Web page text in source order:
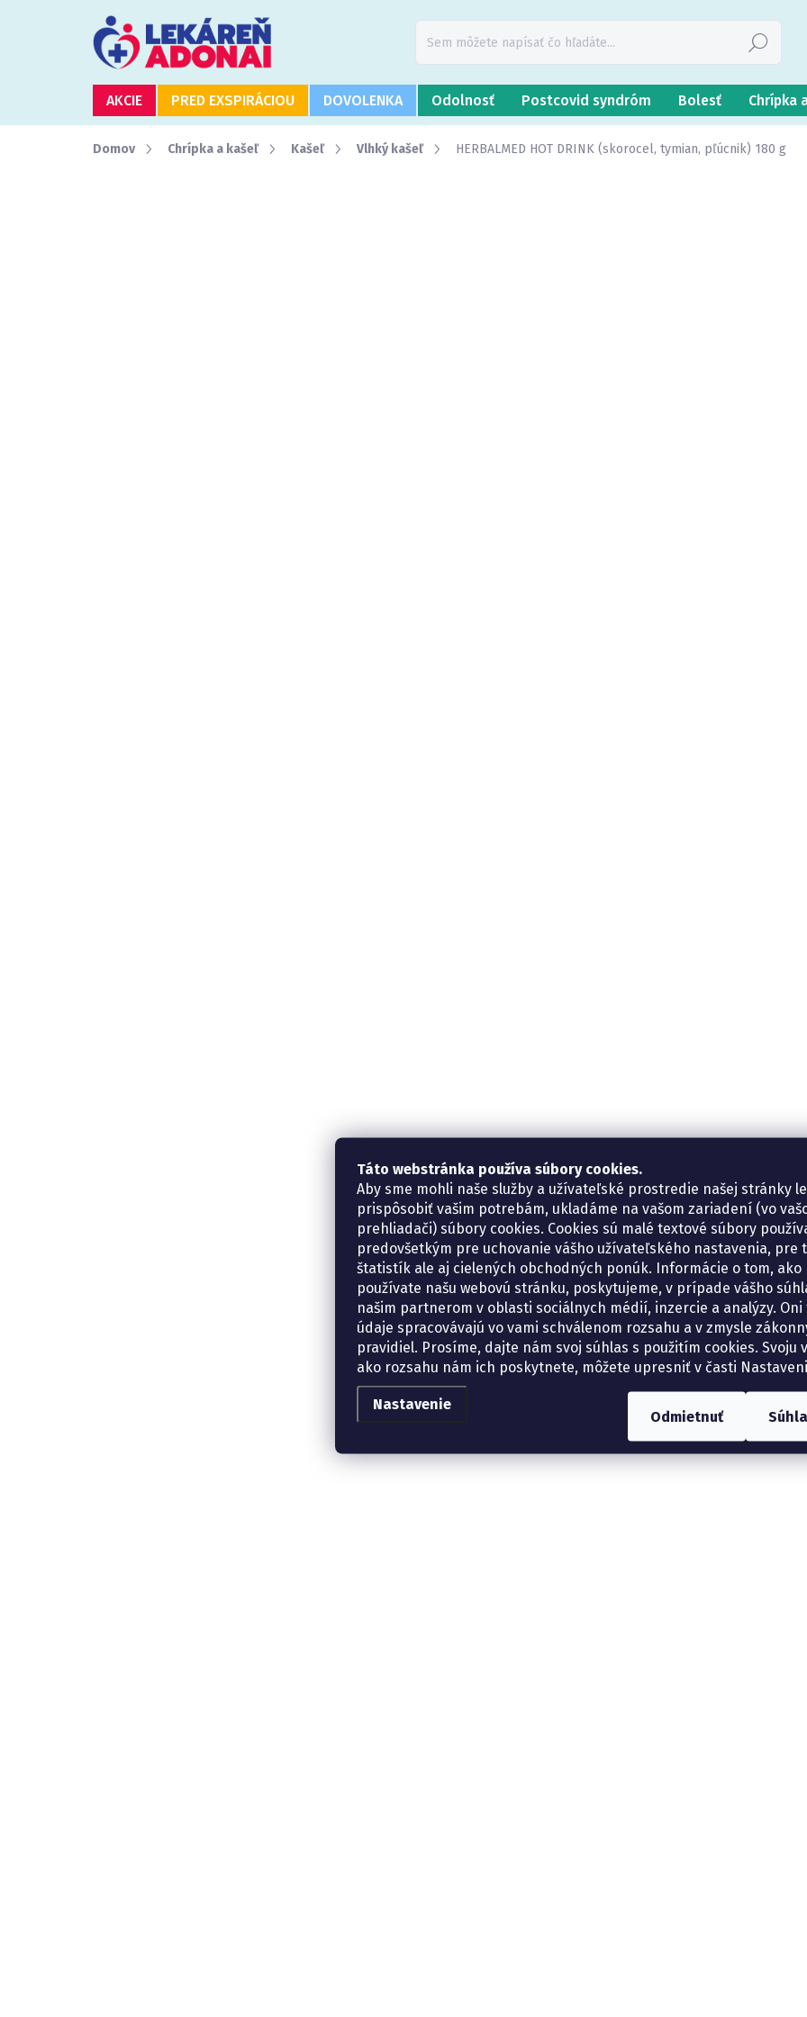
Táto webstránka používa súbory cookies.
Aby sme mohli naše služby a užívateľské prostredie našej stránky
prispôsobiť vašim potrebám, ukladáme na vašom zariadení (vo
prehliadači) súbory cookies. Cookies sú malé textové súbory
predovšetkým pre uchovanie vášho užívateľského nastavenia, pre
štatistík ale aj cielených obchodných ponúk. Informácie o tom, ako
používate našu webovú stránku, poskytujeme, v prípade vášho
našim partnerom v oblasti sociálnych médií, inzercie a analýzy.
údaje spracovávajú vo vami schválenom rozsahu a v zmysle
pravidiel. Prosíme, dajte nám svoj súhlas s použitím cookies. Svoju
ako rozsahu nám ich poskytnete, môžete upresniť v časti
Nastavenie
Odmietnuť
Hľadať
AKCIE PRED EXSPIRÁCIOU DOVOLENKA Odolnosť Postcovid syndróm Bolesť Chrípka
Domov Chrípka a kašeľ Kašeľ Vlhký kašeľ HERBALMED HOT DRINK (skorocel, tymian, pľúcnik) 180 g